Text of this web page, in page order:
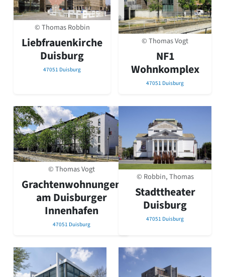
© Thomas Robbin
Liebfrauenkirche
Duisburg
47051 Duisburg
© Thomas Vogt
NF1
Wohnkomplex
47051 Duisburg
© Thomas Vogt
Grachtenwohnungen
am Duisburger
Innenhafen
47051 Duisburg
© Robbin, Thomas
Stadttheater
Duisburg
47051 Duisburg